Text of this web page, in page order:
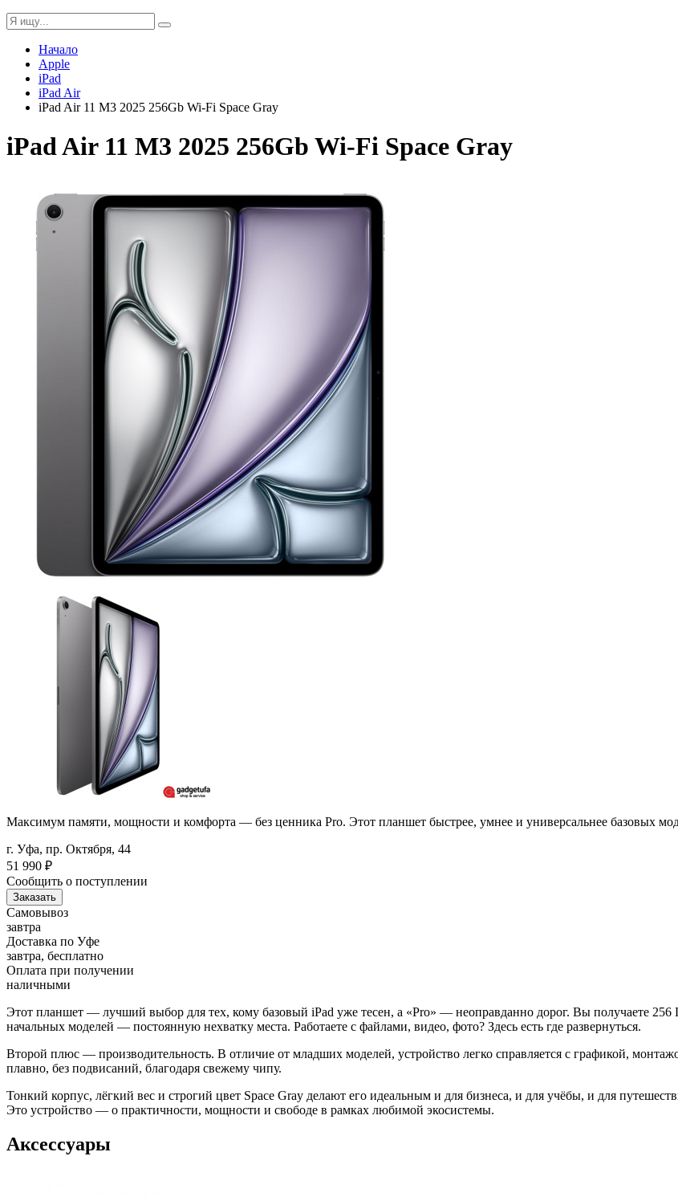
Начало
Apple
iPad
iPad Air
iPad Air 11 M3 2025 256Gb Wi-Fi Space Gray
iPad Air 11 M3 2025 256Gb Wi-Fi Space Gray
Максимум памяти, мощности и комфорта — без ценника Pro. Этот планшет быстрее, умнее и универсальнее базовых
г. Уфа, пр. Октября, 44
51 990 ₽
Сообщить о поступлении
Заказать
Самовывоз
завтра
Доставка по Уфе
завтра, бесплатно
Оплата при получении
наличными
Этот планшет — лучший выбор для тех, кому базовый iPad уже тесен, а «Pro» — неоправданно дорог. Вы получаете 256
начальных моделей — постоянную нехватку места. Работаете с файлами, видео, фото? Здесь есть где развернуться.
Второй плюс — производительность. В отличие от младших моделей, устройство легко справляется с графикой,
плавно, без подвисаний, благодаря свежему чипу.
Тонкий корпус, лёгкий вес и строгий цвет Space Gray делают его идеальным и для бизнеса, и для учёбы, и для
Это устройство — о практичности, мощности и свободе в рамках любимой экосистемы.
Аксессуары